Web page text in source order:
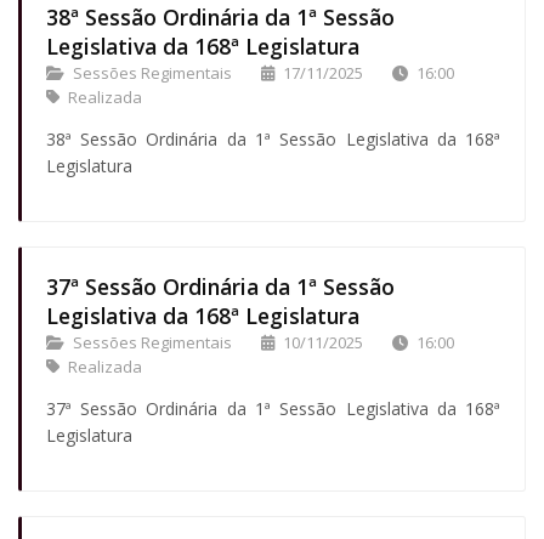
38ª Sessão Ordinária da 1ª Sessão
Legislativa da 168ª Legislatura
Sessões Regimentais 17/11/2025
16:00
Realizada
38ª Sessão Ordinária da 1ª Sessão Legislativa da 168ª
Legislatura
37ª Sessão Ordinária da 1ª Sessão
Legislativa da 168ª Legislatura
Sessões Regimentais 10/11/2025
16:00
Realizada
37ª Sessão Ordinária da 1ª Sessão Legislativa da 168ª
Legislatura